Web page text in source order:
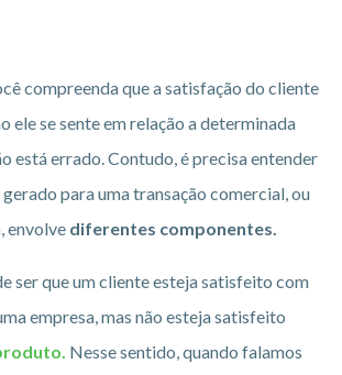
compreenda que a satisfação do cliente
ele se sente em relação a determinada
está errado. Contudo, é precisa entender
para uma transação comercial, ou
envolve diferentes componentes.
ser que um cliente esteja satisfeito com
empresa, mas não esteja satisfeito
Nesse sentido, quando falamos